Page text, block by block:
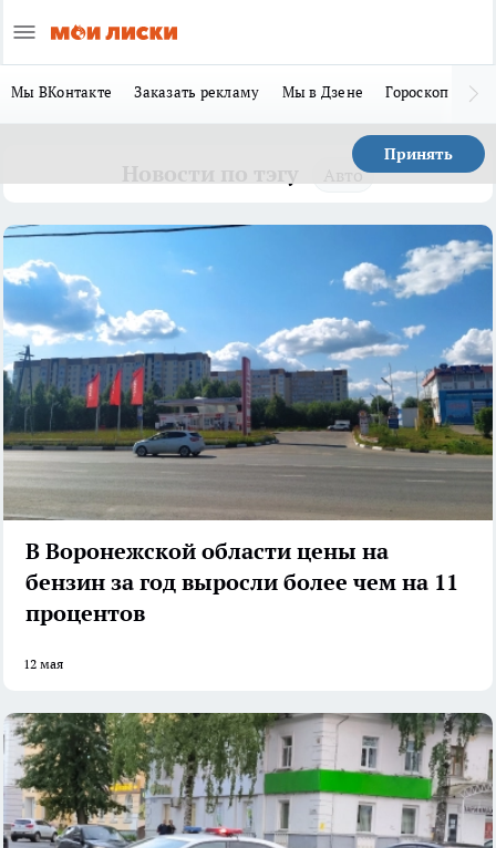
Мы ВКонтакте Заказать рекламу Мы в Дзене Гороскоп
Принять
Авто
В Воронежской области цены на
бензин за год выросли более чем на 11
процентов
12 мая